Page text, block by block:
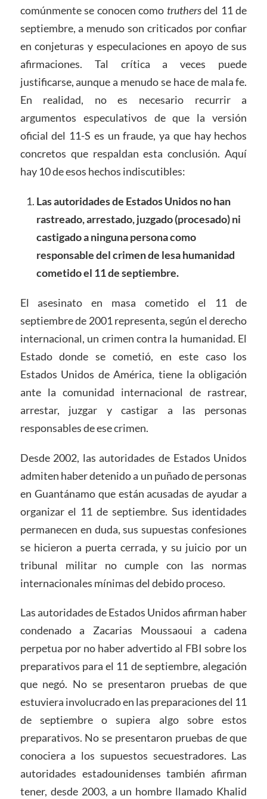
comúnmente se conocen como truthersdel 11 de
septiembre, a menudo son criticados por confiar
en conjeturas y especulaciones en apoyo de sus
afirmaciones. Tal crítica a veces puede
justificarse, aunque a menudo se hace de mala fe.
En realidad, no es necesario recurrir a
argumentos especulativos de que la versión
oficial del 11-S es un fraude, ya que hay hechos
concretos que respaldan esta conclusión. Aquí
hay 10 de esos hechos indiscutibles:
Las autoridades de Estados Unidos no han
rastreado, arrestado, juzgado (procesado) ni
castigado a ninguna persona como
responsable del crimen de lesa humanidad
cometido el 11 de septiembre.
El asesinato en masa cometido el 11 de
septiembre de 2001 representa, según el derecho
internacional, un crimen contra la humanidad. El
Estado donde se cometió, en este caso los
Estados Unidos de América, tiene la obligación
ante la comunidad internacional de rastrear,
arrestar, juzgar y castigar a las personas
responsables de ese crimen.
Desde 2002, las autoridades de Estados Unidos
admiten haber detenido a un puñado de personas
en Guantánamo que están acusadas de ayudar a
organizar el 11 de septiembre. Sus identidades
permanecen en duda, sus supuestas confesiones
se hicieron a puerta cerrada, y su juicio por un
tribunal militar no cumple con las normas
internacionales mínimas del debido proceso.
Las autoridades de Estados Unidos afirman haber
condenado a Zacarias Moussaoui a cadena
perpetua por no haber advertido al FBI sobre los
preparativos para el 11 de septiembre, alegación
que negó. No se presentaron pruebas de que
estuviera involucrado en las preparaciones del 11
de septiembre o supiera algo sobre estos
preparativos. No se presentaron pruebas de que
conociera a los supuestos secuestradores. Las
autoridades estadounidenses también afirman
tener, desde 2003, a un hombre llamado Khalid